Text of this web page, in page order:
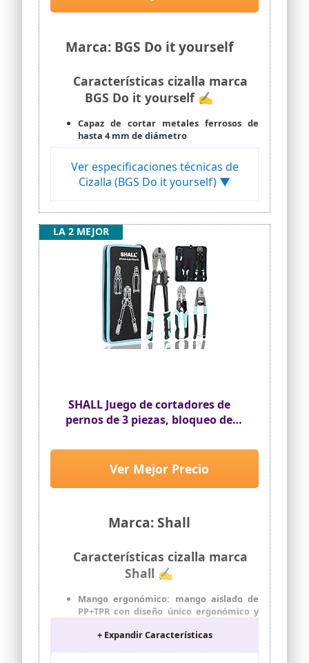
Marca: BGS Do it yourself
Características cizalla marca
BGS Do it yourself ✍
Capaz de cortar metales ferrosos de
hasta 4 mm de diámetro
Ver especificaciones técnicas de
Cizalla (BGS Do it yourself) ▼
SHALL Juego de cortadores de
pernos de 3 piezas, bloqueo de
y apertura ajustable, estuche de
transporte incluido
Marca: Shall
Ver Mejor Precio
LA 2 MEJOR
Características cizalla marca
Shall ✍
Mango ergonómico: mango aislado de
PP+TPR con diseño único ergonómico y
proporciona una mejor sensación de la
+ Expandir Características